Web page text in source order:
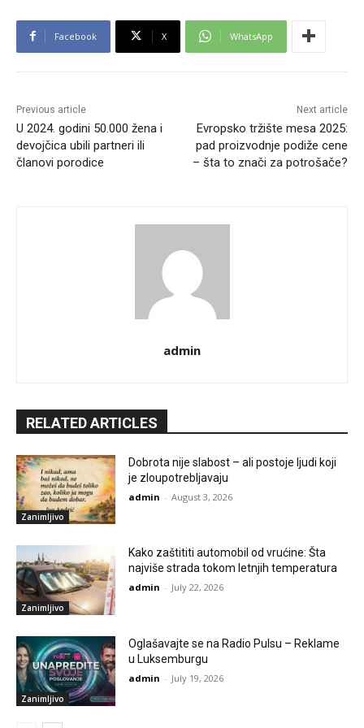
Facebook X WhatsApp
Previous article
U 2024. godini 50.000 žena i
devojčica ubili partneri ili
članovi porodice
Next article
Evropsko tržište mesa 2025:
pad proizvodnje podiže cene
– šta to znači za potrošače?
admin
RELATED ARTICLES
Zanimljivo
Dobrota nije slabost – ali postoje ljudi koji
je zloupotrebljavaju
admin - August 3, 2026
Zanimljivo
Kako zaštititi automobil od vrućine: Šta
najviše strada tokom letnjih temperatura
admin - July 22, 2026
Zanimljivo
Oglašavajte se na Radio Pulsu – Reklame
u Luksemburgu
admin - July 19, 2026